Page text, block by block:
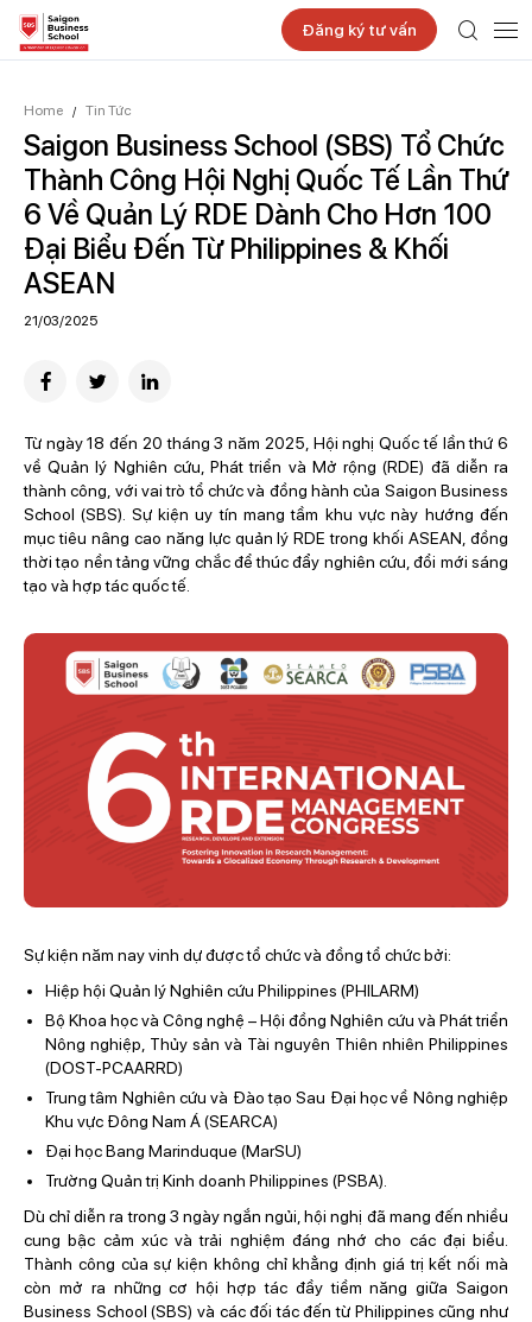
Đăng ký tư vấn
Home / Tin Tức
Saigon Business School (SBS) Tổ Chức
Thành Công Hội Nghị Quốc Tế Lần Thứ
6 Về Quản Lý RDE Dành Cho Hơn 100
Đại Biểu Đến Từ Philippines & Khối
ASEAN
21/03/2025
Từ ngày 18 đến 20 tháng 3 năm 2025, Hội nghị Quốc tế lần thứ 6
về Quản lý Nghiên cứu, Phát triển và Mở rộng (RDE) đã diễn ra
thành công, với vai trò tổ chức và đồng hành của Saigon Business
School (SBS). Sự kiện uy tín mang tầm khu vực này hướng đến
mục tiêu nâng cao năng lực quản lý RDE trong khối ASEAN, đồng
thời tạo nền tảng vững chắc để thúc đẩy nghiên cứu, đổi mới sáng
tạo và hợp tác quốc tế.
Sự kiện năm nay vinh dự được tổ chức và đồng tổ chức bởi:
Hiệp hội Quản lý Nghiên cứu Philippines (PHILARM)
Bộ Khoa học và Công nghệ – Hội đồng Nghiên cứu và Phát triển
Nông nghiệp, Thủy sản và Tài nguyên Thiên nhiên Philippines
(DOST-PCAARRD)
Trung tâm Nghiên cứu và Đào tạo Sau Đại học về Nông nghiệp
Khu vực Đông Nam Á (SEARCA)
Đại học Bang Marinduque (MarSU)
Trường Quản trị Kinh doanh Philippines (PSBA).
Dù chỉ diễn ra trong 3 ngày ngắn ngủi, hội nghị đã mang đến nhiều
cung bậc cảm xúc và trải nghiệm đáng nhớ cho các đại biểu.
Thành công của sự kiện không chỉ khẳng định giá trị kết nối mà
còn mở ra những cơ hội hợp tác đầy tiềm năng giữa Saigon
Business School (SBS) và các đối tác đến từ Philippines cũng như